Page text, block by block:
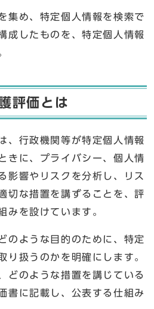
集め、特定個人情報を検索で
成したものを、特定個人情報
評価とは
、行政機関等が特定個人情報
きに、プライバシー、個人情
影響やリスクを分析し、リス
切な措置を講ずることを、評
みを設けています。
のような目的のために、特定
り扱うのかを明確にします。
どのような措置を講じている
書に記載し、公表する仕組み